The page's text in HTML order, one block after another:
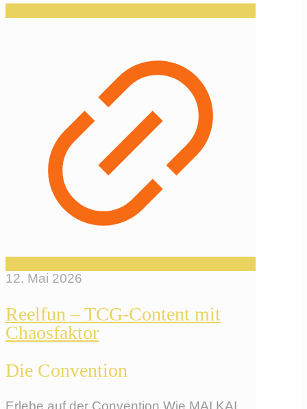
12. Mai 2026
Reelfun – TCG-Content mit
Chaosfaktor
Die Convention
Erlebe auf der Convention Wie.MAI.KAI